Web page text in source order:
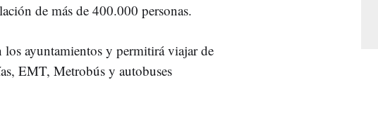
de más de 400.000 personas.
ayuntamientos y permitirá viajar de
EMT, Metrobús y autobuses